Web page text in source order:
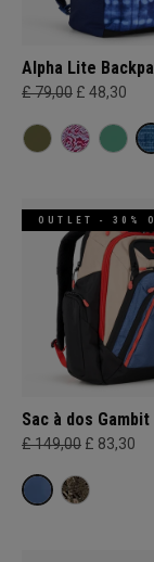
Alpha Lite
£ 79,00 £ 48,30
OUTLET - 30%
Sac à dos Gambit
£ 149,00 £ 83,30